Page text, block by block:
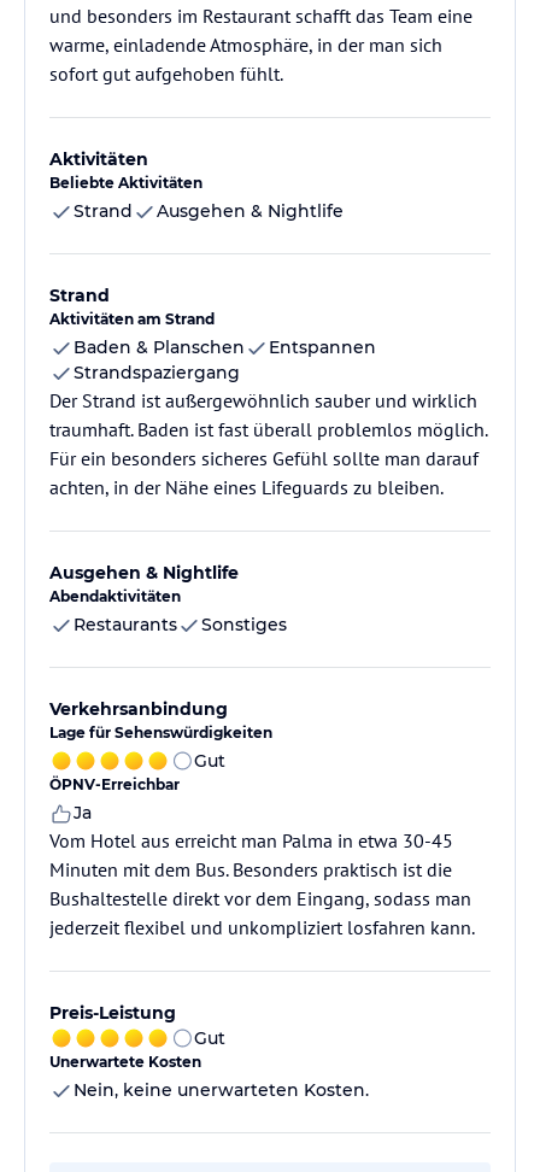
und besonders im Restaurant schafft das Team eine
warme, einladende Atmosphäre, in der man sich
sofort gut aufgehoben fühlt.
Aktivitäten
Beliebte Aktivitäten
Strand Ausgehen & Nightlife
Strand
Aktivitäten am Strand
Baden & Planschen
Entspannen
Strandspaziergang
Der Strand ist außergewöhnlich sauber und wirklich
traumhaft. Baden ist fast überall problemlos möglich.
Für ein besonders sicheres Gefühl sollte man darauf
achten, in der Nähe eines Lifeguards zu bleiben.
Ausgehen & Nightlife
Abendaktivitäten
Restaurants Sonstiges
Verkehrsanbindung
Lage für Sehenswürdigkeiten
Gut
ÖPNV-Erreichbar
Ja
Vom Hotel aus erreicht man Palma in etwa 30-45
Minuten mit dem Bus. Besonders praktisch ist die
Bushaltestelle direkt vor dem Eingang, sodass man
jederzeit flexibel und unkompliziert losfahren kann.
Preis-Leistung
Gut
Unerwartete Kosten
Nein, keine unerwarteten Kosten.